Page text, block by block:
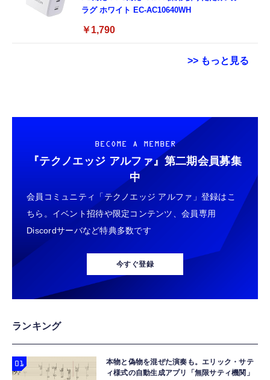
ラグ ホワイト EC-AC10640WH
￥1,790
>> もっと見る
界 耐久性と のある金属ボディ 安定感のある
iPhone/Android多機種対応 ライブ コンサー
ト スポーツ観戦 バードウォッチング 旅行
￥3,579
HDMIミラーキャスト【2026年・高性能チッ
プ搭載】4K/1080P対応 スマホ画面をテレビ
に映す ミラーリング接続
iPhone/Android/Windows/Mac OS対応 モー
ド切替不要 簡単セットアップ アプリ互換性あ
り YouTube視聴可能 大画面で楽しめる 日本
￥2,088
プロジェクター 家庭用 小型 ぷろじえくたー
Android TV 14.0搭載 HiFiスピーカー内蔵 天
井 静音 0.5M短距離投影 WiFi6 Bluetooth5.4
350"大画面 自動台形補正 ホームシアター
HDMI/スマホ/PC/DVD/Switchなどに対応 プ
￥1,780
ット 国産旭硝子素材】 用 ガーミン
FORERUNNER 70/170/170 Music フィルム
高透過率 超薄型 用 ガーミン Forerunner 170
液晶 保護フィルム 耐衝撃 全面保護 自動吸着
気泡なし 簡単貼り付け ( 対応 Forerunner
170 Music フィルム )
￥698
GARMIN(ガーミン) Venu 3 Black/Slate
AMOLEDディスプレイ搭載 美麗液晶スマート
ウォッチ 高性能GPS内蔵 【日本正規品】心
電図(ECG)アプリ対応モデル
￥47,691
Ray-Ban Meta スマートグラス WAYFARER
調光レンズ IPX4防水シャイニーブラック / グ
リーン 50mm 0RW4012
防水 小型 軽量 鍵 財布 車 子ども 高齢者 ペッ
ト見守り キーホルダー付属 (2個セット：ブラ
￥1,699
￥949
タイプc 寝ホンイヤホン 寝ホン type-c 有線
睡眠用イヤホン 【音質強化バージョン
iPhone 15/16/17対応】横向きに寝ると耳が圧
迫されない ソフトシリコンで柔らかい 超軽量
超小型 外部ノイズ遮断 音質良い リモコン マ
イク付き 安眠 仕事 勉強 通勤通学最適（黑-
￥2,199
Lightning to 3.5mm イヤホンジャック 変換
MFi認証 【ハイレゾ音質】 内蔵DAC 遅延な
し 48ビット/96KHz 音量調節対応
￥999
BECOME A MEMBER
『テクノエッジ アルファ』 第二期会員募集
中
会員コミュニティ「テクノエッジ アルファ」登録はこ
ちら。イベント招待や限定コンテンツ、会員専用
Discordサーバなど特典多数です
今すぐ登録
ランキング
本物と偽物を混ぜた演奏も。エリック・サテ
ィ様式の自動生成アプリ「無限サティ機関」